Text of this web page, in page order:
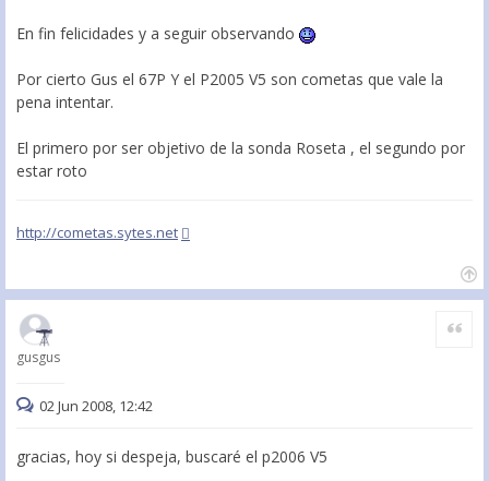
En fin felicidades y a seguir observando
Por cierto Gus el 67P Y el P2005 V5 son cometas que vale la
pena intentar.
El primero por ser objetivo de la sonda Roseta , el segundo por
estar roto
http://cometas.sytes.net
gusgus
Citar
02 Jun 2008, 12:42
gracias, hoy si despeja, buscaré el p2006 V5